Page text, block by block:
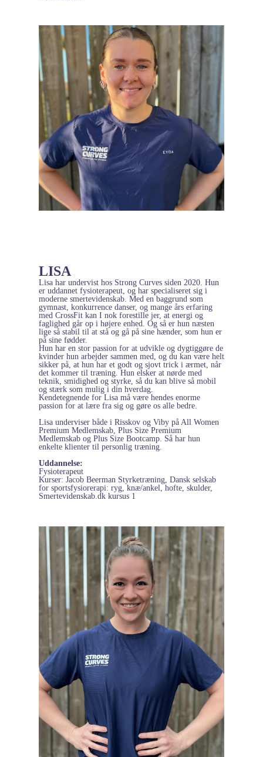
LISA
Lisa har undervist hos Strong Curves siden 2020. Hun
er uddannet fysioterapeut, og har specialiseret sig i
moderne smertevidenskab. Med en baggrund som
gymnast, konkurrence danser, og mange års erfaring
med CrossFit kan I nok forestille jer, at energi og
faglighed går op i højere enhed. Og så er hun næsten
lige så stabil til at stå og gå på sine hænder, som hun er
på sine fødder.
Hun har en stor passion for at udvikle og dygtiggøre de
kvinder hun arbejder sammen med, og du kan være helt
sikker på, at hun har et godt og sjovt trick i ærmet, når
det kommer til træning. Hun elsker at nørde med
teknik, smidighed og styrke, så du kan blive så mobil
og stærk som mulig i din hverdag.
Kendetegnende for Lisa må være hendes enorme
passion for at lære fra sig og gøre os alle bedre.
Lisa underviser både i Risskov og Viby på All Women
Premium Medlemskab, Plus Size Premium
Medlemskab og Plus Size Bootcamp. Så har hun
enkelte klienter til personlig træning.
Ud dannelse:
Fysioterapeut
Kurser: Jacob Beerman Styrketræning, Dansk selskab
for sportsfysiorerapi: ryg, knæ/ankel, hofte, skulder,
Smertevidenskab.dk kursus 1